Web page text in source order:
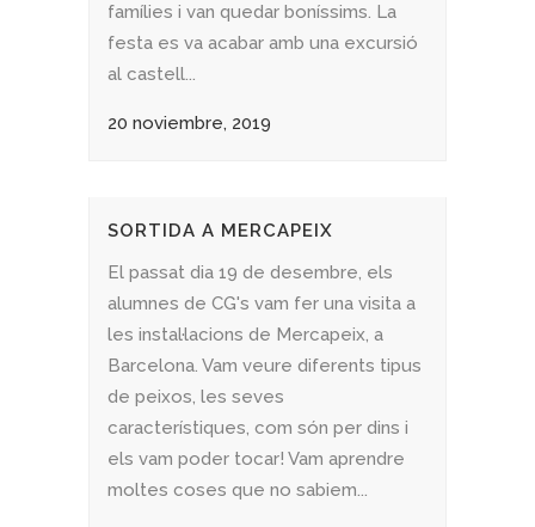
famílies i van quedar boníssims. La
festa es va acabar amb una excursió
al castell...
20 noviembre, 2019
SORTIDA A MERCAPEIX
El passat dia 19 de desembre, els
alumnes de CG's vam fer una visita a
les instal·lacions de Mercapeix, a
Barcelona. Vam veure diferents tipus
de peixos, les seves
característiques, com són per dins i
els vam poder tocar! Vam aprendre
moltes coses que no sabiem...